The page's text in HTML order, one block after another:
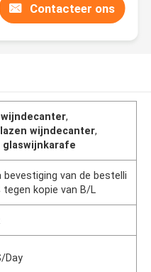
Contacteer ons
,
wijndecanter,
glaswijnkarafe
bevestiging van de bestelli
tegen kopie van B/L
Day